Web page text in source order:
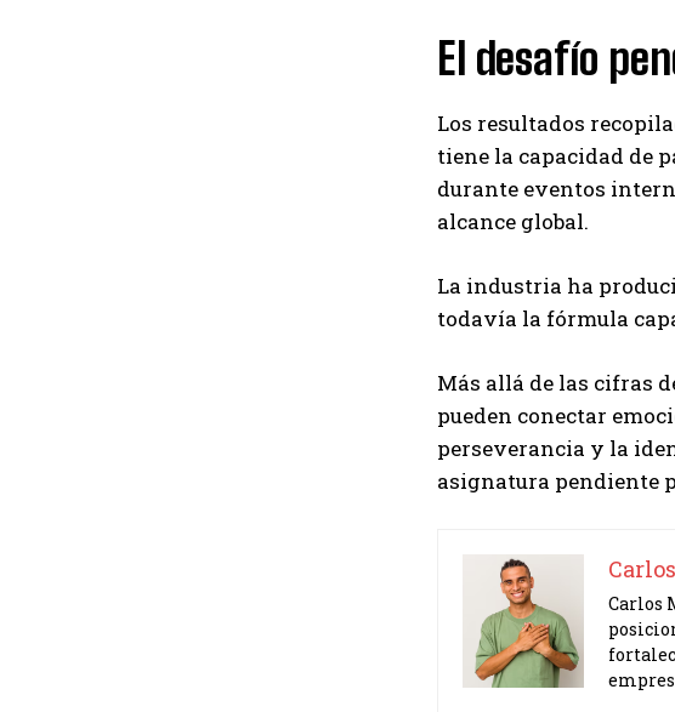
El desafío
Los resultados
tiene la capacidad de
durante eventos
alcance global.
La industria ha
todavía la fórmula
Más allá de las cifras
pueden conectar
perseverancia y la
asignatura pendiente
Carlos